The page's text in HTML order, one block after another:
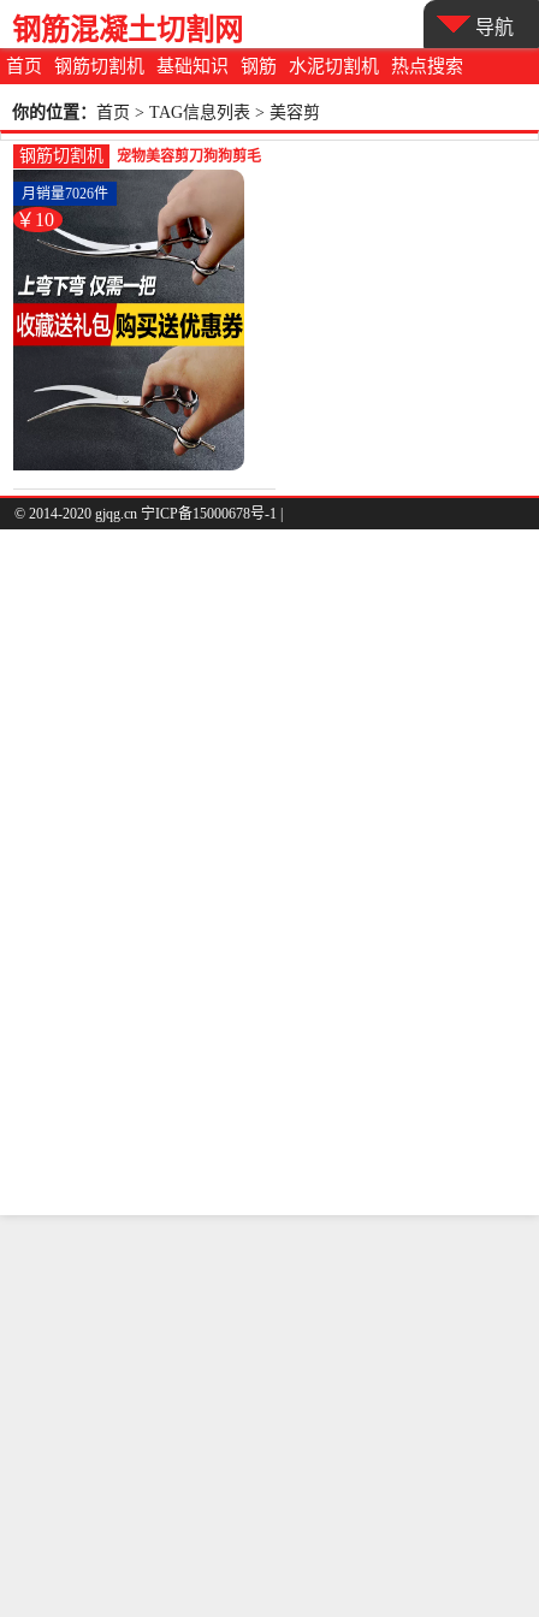
首页 钢筋切割机 基础知识 钢筋 水泥切割机 热点搜索
钢筋混凝土切割网 导航
你的位置： 首页 > TAG信息列表 > 美容剪
钢筋切割机
宠物美容剪刀狗狗剪毛
工具套装专业修毛剪狗
毛弯剪子泰-钢筋切割工
具(花阿婆旗舰店仅售
9.8元)
￥10
月销量7026件
© 2014-2020 gjqg.cn 宁ICP备15000678号-1 |